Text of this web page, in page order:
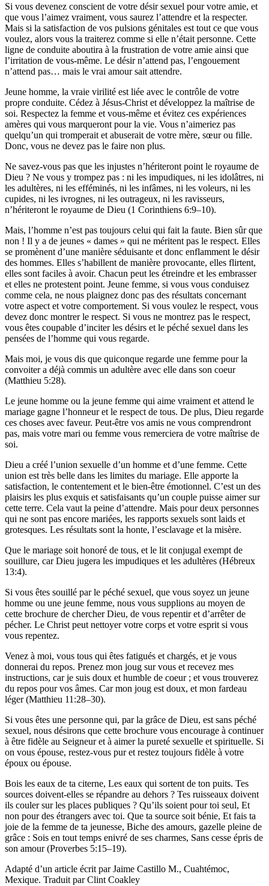
Si vous devenez conscient de votre désir sexuel pour votre amie, et
que vous l’aimez vraiment, vous saurez l’attendre et la respecter.
Mais si la satisfaction de vos pulsions génitales est tout ce que vous
voulez, alors vous la traiterez comme si elle n’était personne. Cette
ligne de conduite aboutira à la frustration de votre amie ainsi que
l’irritation de vous-même. Le désir n’attend pas, l’engouement
n’attend pas… mais le vrai amour sait attendre.
Jeune homme, la vraie virilité est liée avec le contrôle de votre
propre conduite. Cédez à Jésus-Christ et développez la maîtrise de
soi. Respectez la femme et vous-même et évitez ces expériences
amères qui vous marqueront pour la vie. Vous n’aimeriez pas
quelqu’un qui tromperait et abuserait de votre mère, sœur ou fille.
Donc, vous ne devez pas le faire non plus.
Ne savez-vous pas que les injustes n’hériteront point le royaume de
Dieu ? Ne vous y trompez pas : ni les impudiques, ni les idolâtres, ni
les adultères, ni les efféminés, ni les infâmes, ni les voleurs, ni les
cupides, ni les ivrognes, ni les outrageux, ni les ravisseurs,
n’hériteront le royaume de Dieu (1 Corinthiens 6:9–10).
Mais, l’homme n’est pas toujours celui qui fait la faute. Bien sûr que
non ! Il y a de jeunes « dames » qui ne méritent pas le respect. Elles
se promènent d’une manière séduisante et donc enflamment le désir
des hommes. Elles s’habillent de manière provocante, elles flirtent,
elles sont faciles à avoir. Chacun peut les étreindre et les embrasser
et elles ne protestent point. Jeune femme, si vous vous conduisez
comme cela, ne nous plaignez donc pas des résultats concernant
votre aspect et votre comportement. Si vous voulez le respect, vous
devez donc montrer le respect. Si vous ne montrez pas le respect,
vous êtes coupable d’inciter les désirs et le péché sexuel dans les
pensées de l’homme qui vous regarde.
Mais moi, je vous dis que quiconque regarde une femme pour la
convoiter a déjà commis un adultère avec elle dans son coeur
(Matthieu 5:28).
Le jeune homme ou la jeune femme qui aime vraiment et attend le
mariage gagne l’honneur et le respect de tous. De plus, Dieu regarde
ces choses avec faveur. Peut-être vos amis ne vous comprendront
pas, mais votre mari ou femme vous remerciera de votre maîtrise de
soi.
Dieu a créé l’union sexuelle d’un homme et d’une femme. Cette
union est très belle dans les limites du mariage. Elle apporte la
satisfaction, le contentement et le bien-être émotionnel. C’est un des
plaisirs les plus exquis et satisfaisants qu’un couple puisse aimer sur
cette terre. Cela vaut la peine d’attendre. Mais pour deux personnes
qui ne sont pas encore mariées, les rapports sexuels sont laids et
grotesques. Les résultats sont la honte, l’esclavage et la misère.
Que le mariage soit honoré de tous, et le lit conjugal exempt de
souillure, car Dieu jugera les impudiques et les adultères (Hébreux
13:4).
Si vous êtes souillé par le péché sexuel, que vous soyez un jeune
homme ou une jeune femme, nous vous supplions au moyen de
cette brochure de chercher Dieu, de vous repentir et d’arrêter de
pécher. Le Christ peut nettoyer votre corps et votre esprit si vous
vous repentez.
Venez à moi, vous tous qui êtes fatigués et chargés, et je vous
donnerai du repos. Prenez mon joug sur vous et recevez mes
instructions, car je suis doux et humble de coeur ; et vous trouverez
du repos pour vos âmes. Car mon joug est doux, et mon fardeau
léger (Matthieu 11:28–30).
Si vous êtes une personne qui, par la grâce de Dieu, est sans péché
sexuel, nous désirons que cette brochure vous encourage à continuer
à être fidèle au Seigneur et à aimer la pureté sexuelle et spirituelle. Si
on vous épouse, restez-vous pur et restez toujours fidèle à votre
époux ou épouse.
Bois les eaux de ta citerne, Les eaux qui sortent de ton puits. Tes
sources doivent-elles se répandre au dehors ? Tes ruisseaux doivent
ils couler sur les places publiques ? Qu’ils soient pour toi seul, Et
non pour des étrangers avec toi. Que ta source soit bénie, Et fais ta
joie de la femme de ta jeunesse, Biche des amours, gazelle pleine de
grâce : Sois en tout temps enivré de ses charmes, Sans cesse épris de
son amour (Proverbes 5:15–19).
Adapté d’un article écrit par Jaime Castillo M., Cuahtémoc,
Mexique. Traduit par Clint Coakley